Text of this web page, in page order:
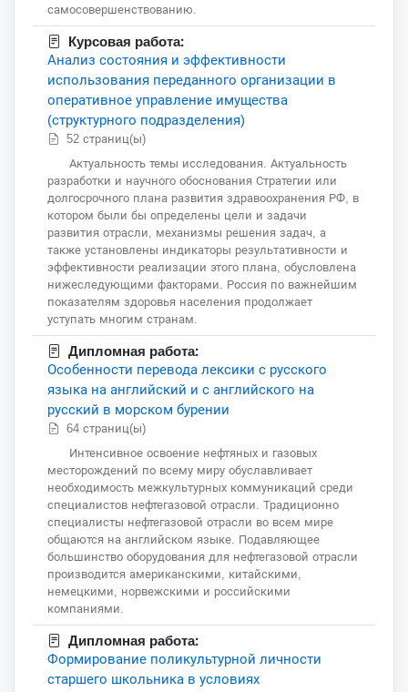
самосовершенствованию.
Курсовая работа:
Анализ состояния и эффективности
использования переданного организации в
оперативное управление имущества
(структурного подразделения)
52 страниц(ы)
Актуальность темы исследования. Актуальность
разработки и научного обоснования Стратегии или
долгосрочного плана развития здравоохранения РФ, в
котором были бы определены цели и задачи
развития отрасли, механизмы решения задач, а
также установлены индикаторы результативности и
эффективности реализации этого плана, обусловлена
нижеследующими факторами. Россия по важнейшим
показателям здоровья населения продолжает
уступать многим странам.
Дипломная работа:
Особенности перевода лексики с русского
языка на английский и с английского на
русский в морском бурении
64 страниц(ы)
Интенсивное освоение нефтяных и газовых
месторождений по всему миру обуславливает
необходимость межкультурных коммуникаций среди
специалистов нефтегазовой отрасли. Традиционно
специалисты нефтегазовой отрасли во всем мире
общаются на английском языке. Подавляющее
большинство оборудования для нефтегазовой отрасли
производится американскими, китайскими,
немецкими, норвежскими и российскими
компаниями.
Дипломная работа:
Формирование поликультурной личности
старшего школьника в условиях